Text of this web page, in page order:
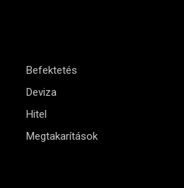
Befektetés
Deviza
Hitel
Megtakarítások